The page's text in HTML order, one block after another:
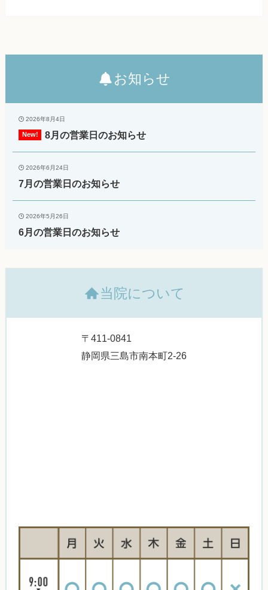
お知らせ
2026年8月4日
8月の営業日のお知らせ
2026年6月24日
7月の営業日のお知らせ
2026年5月26日
6月の営業日のお知らせ
当院について
〒411-0841
静岡県三島市南本町2-26